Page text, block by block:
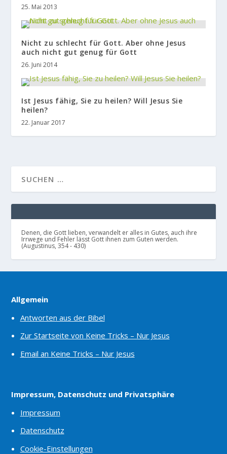
25. Mai 2013
Nicht zu schlecht für Gott. Aber ohne Jesus
auch nicht gut genug für Gott
26. Juni 2014
Ist Jesus fähig, Sie zu heilen? Will Jesus Sie
heilen?
22. Januar 2017
Denen, die Gott lieben, verwandelt er alles in Gutes, auch ihre
Irrwege und Fehler lässt Gott ihnen zum Guten werden.
(Augustinus, 354 - 430)
Allgemein
Antworten aus der Bibel
Zur Startseite von Keine Tricks – Nur Jesus
Email an Keine Tricks – Nur Jesus
Impressum, Datenschutz und Privatsphäre
Impressum
Datenschutz
Cookie-Einstellungen